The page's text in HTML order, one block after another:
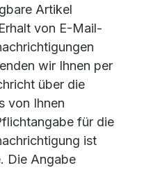
Artikel
von E-Mail-
wir Ihnen per
über die
von Ihnen
für die
ist
Die Angabe